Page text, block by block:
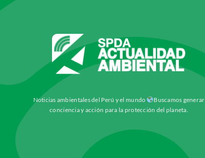
Noticias ambientales del Perú y el mundo
Buscamos generar
conciencia y acción para la protección del planeta.